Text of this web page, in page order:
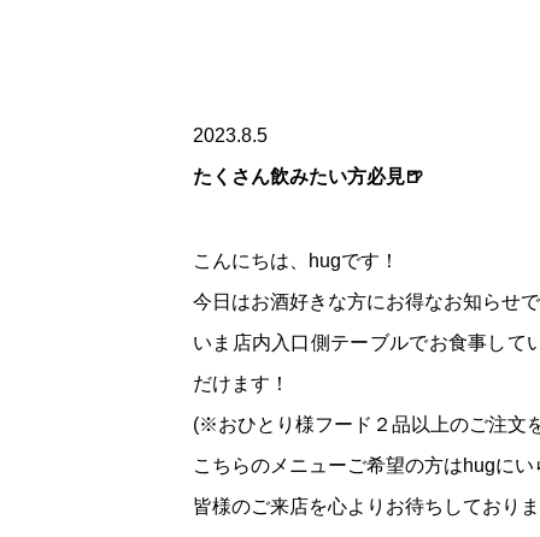
2023.8.5
たくさん飲みたい方必見🍺
こんにちは、hugです！
今日はお酒好きな方にお得なお知らせ
いま店内入口側テーブルでお食事して
だけます！
(※おひとり様フード２品以上のご注文
こちらのメニューご希望の方はhugに
皆様のご来店を心よりお待ちしており